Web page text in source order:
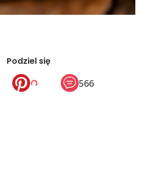
Podziel się
566